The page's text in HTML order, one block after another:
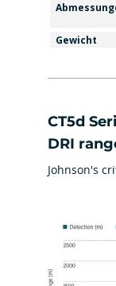
Gewicht
​CT5d
DRI
Johnson's